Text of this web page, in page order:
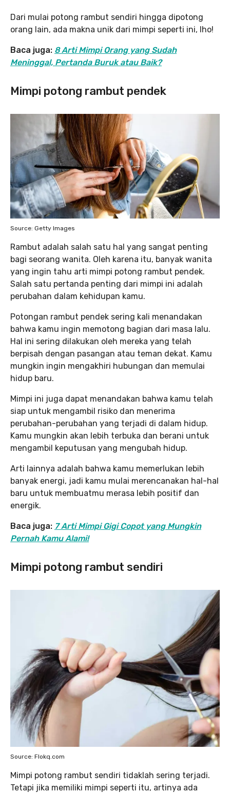
Dari mulai potong rambut sendiri hingga dipotong
orang lain, ada makna unik dari mimpi seperti ini, lho!
Baca juga: 8 Arti Mimpi Orang yang Sudah
Meninggal, Pertanda Buruk atau Baik?
Mimpi potong rambut pendek
Source: Getty Images
Rambut adalah salah satu hal yang sangat penting
bagi seorang wanita. Oleh karena itu, banyak wanita
yang ingin tahu arti mimpi potong rambut pendek.
Salah satu pertanda penting dari mimpi ini adalah
perubahan dalam kehidupan kamu.
Potongan rambut pendek sering kali menandakan
bahwa kamu ingin memotong bagian dari masa lalu.
Hal ini sering dilakukan oleh mereka yang telah
berpisah dengan pasangan atau teman dekat. Kamu
mungkin ingin mengakhiri hubungan dan memulai
hidup baru.
Mimpi ini juga dapat menandakan bahwa kamu telah
siap untuk mengambil risiko dan menerima
perubahan-perubahan yang terjadi di dalam hidup.
Kamu mungkin akan lebih terbuka dan berani untuk
mengambil keputusan yang mengubah hidup.
Arti lainnya adalah bahwa kamu memerlukan lebih
banyak energi, jadi kamu mulai merencanakan hal-hal
baru untuk membuatmu merasa lebih positif dan
energik.
Baca juga: 7 Arti Mimpi Gigi Copot yang Mungkin
Pernah Kamu Alami!
Mimpi potong rambut sendiri
Source: Flokq.com
Mimpi potong rambut sendiri tidaklah sering terjadi.
Tetapi jika memiliki mimpi seperti itu, artinya ada